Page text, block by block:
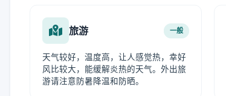
旅游 一般
天气较好，温度高，让人感觉热，幸好
风比较大，能缓解炎热的天气。外出旅
游请注意防暑降温和防晒。